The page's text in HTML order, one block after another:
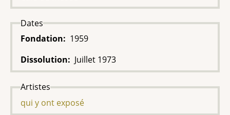
Dates
Fondation
1959
Dissolution
Juillet 1973
Artistes
qui y ont exposé